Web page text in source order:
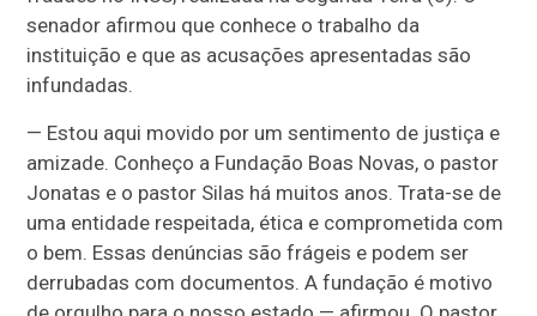
senador afirmou que conhece o trabalho da
instituição e que as acusações apresentadas são
infundadas.
— Estou aqui movido por um sentimento de justiça e
amizade. Conheço a Fundação Boas Novas, o pastor
Jonatas e o pastor Silas há muitos anos. Trata-se de
uma entidade respeitada, ética e comprometida com
o bem. Essas denúncias são frágeis e podem ser
derrubadas com documentos. A fundação é motivo